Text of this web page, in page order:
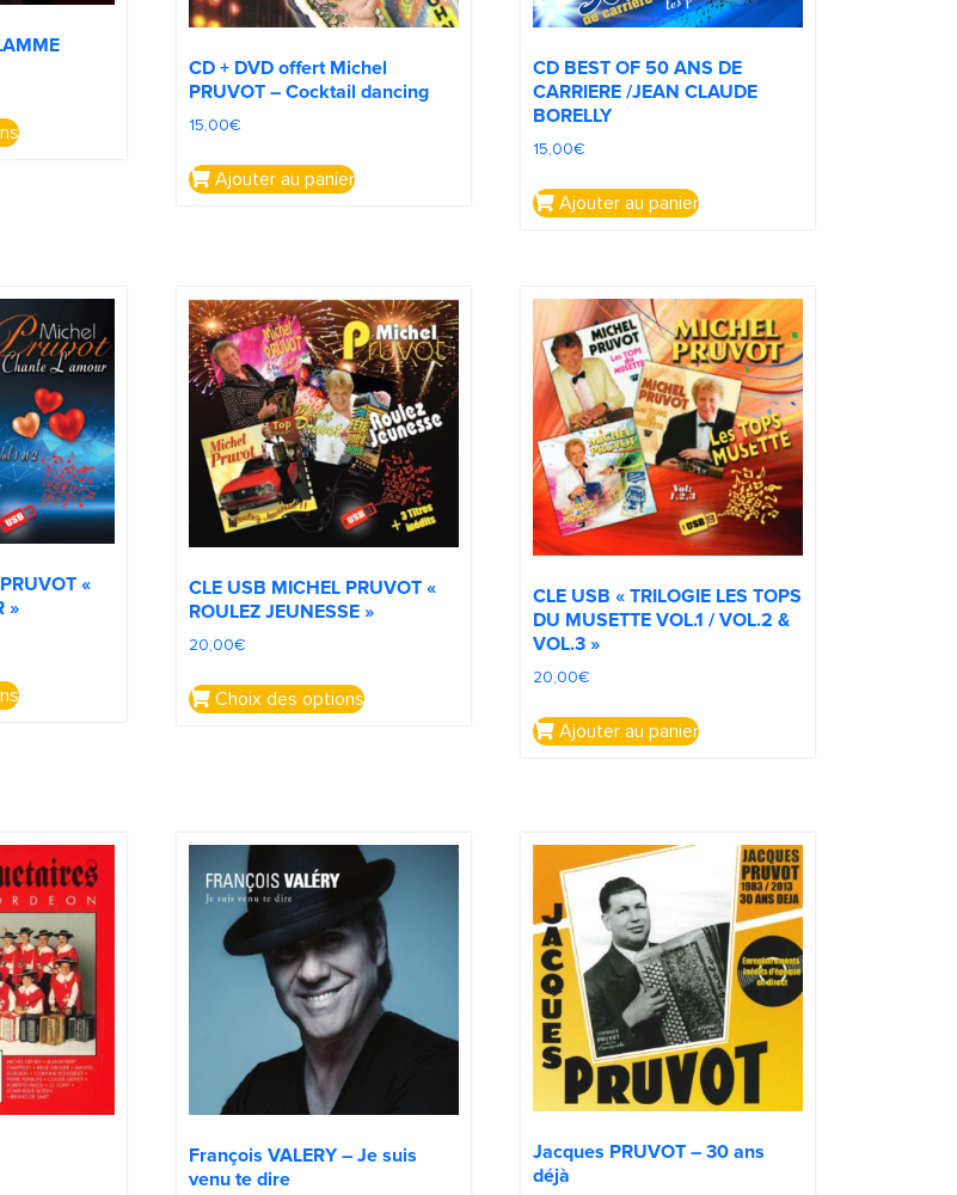
CD + DVD offert Michel
PRUVOT – Cocktail dancing
15,00€
Ajouter au panier
CD BEST OF 50 ANS DE
CARRIERE /JEAN CLAUDE
BORELLY
15,00€
Ajouter au panier
«
»
CLE USB MICHEL PRUVOT «
ROULEZ JEUNESSE »
20,00€
Choix des options
CLE USB « TRILOGIE LES TOPS
DU MUSETTE VOL.1 / VOL.2 &
VOL.3 »
20,00€
Ajouter au panier
François VALERY – Je suis
venu te dire
Jacques PRUVOT – 30 ans
déjà